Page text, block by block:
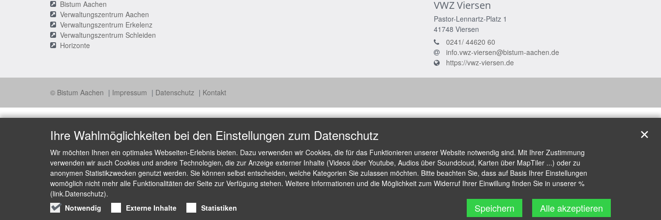
Bistum Aachen
Verwaltungszentrum Aachen
Verwaltungszentrum Erkelenz
Verwaltungszentrum Schleiden
Horizonte
VWZ Viersen
Pastor-Lennartz-Platz 1
41748 Viersen
0241/ 44620 60
info.vwz-viersen@bistum-aachen.de
https://vwz-viersen.de
© Bistum Aachen Impressum Datenschutz Kontakt
Ihre Wahlmöglichkeiten bei den Einstellungen zum Datenschutz
Wir möchten Ihnen ein optimales Webseiten-Erlebnis bieten. Dazu verwenden wir Cookies, die für das Funktionieren unserer Website notwendig sind. Mit Ihrer Zustimmung
verwenden wir auch Cookies und andere Technologien, die zur Anzeige externer Inhalte (Videos über Youtube, Audios über Soundcloud, Karten über MapTiler ...) oder zu
anonymen Statistikzwecken genutzt werden. Sie können selbst entscheiden, welche Kategorien Sie zulassen möchten. Bitte beachten Sie, dass auf Basis Ihrer Einstellungen
womöglich nicht mehr alle Funktionalitäten der Seite zur Verfügung stehen. Weitere Informationen und die Möglichkeit zum Widerruf Ihrer Einwillung finden Sie in unserer %
(link.Datenschutz).
Notwendig
Externe Inhalte Statistiken Speichern Alle akzeptieren
✕